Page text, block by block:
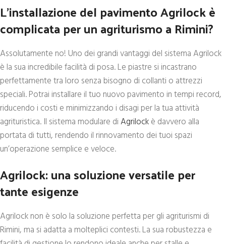
L’installazione del pavimento Agrilock è
complicata per un agriturismo a Rimini?
Assolutamente no! Uno dei grandi vantaggi del sistema Agrilock
è la sua incredibile facilità di posa. Le piastre si incastrano
perfettamente tra loro senza bisogno di collanti o attrezzi
speciali. Potrai installare il tuo nuovo pavimento in tempi record,
riducendo i costi e minimizzando i disagi per la tua attività
agrituristica. Il sistema modulare diAgrilockè davvero alla
portata di tutti, rendendo il rinnovamento dei tuoi spazi
un’operazione semplice e veloce.
Agrilock: una soluzione versatile per
tante esigenze
Agrilock non è solo la soluzione perfetta per gli agriturismi di
Rimini, ma si adatta a molteplici contesti. La sua robustezza e